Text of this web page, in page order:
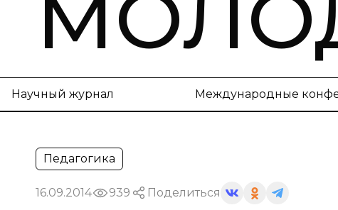
Научный журнал Международные
Педагогика
16.09.2014 939 Поделиться